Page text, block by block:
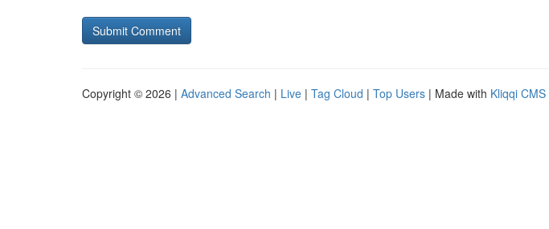
Copyright © 2026 | Advanced Search | Live | Tag Cloud | Top Users | Made with Kliqqi CMS